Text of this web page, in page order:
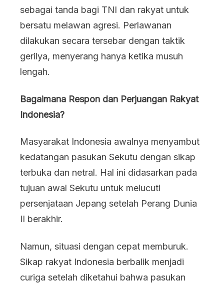
sebagai tanda bagi TNI dan rakyat untuk
bersatu melawan agresi. Perlawanan
dilakukan secara tersebar dengan taktik
gerilya, menyerang hanya ketika musuh
lengah.
Bagaimana Respon dan Perjuangan Rakyat
Indonesia?
Masyarakat Indonesia awalnya menyambut
kedatangan pasukan Sekutu dengan sikap
terbuka dan netral. Hal ini didasarkan pada
tujuan awal Sekutu untuk melucuti
persenjataan Jepang setelah Perang Dunia
II berakhir.
Namun, situasi dengan cepat memburuk.
Sikap rakyat Indonesia berbalik menjadi
curiga setelah diketahui bahwa pasukan